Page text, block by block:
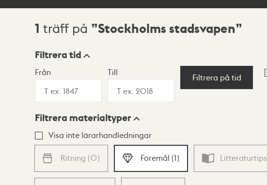
Sökresultat
1 träff på Stockholms stadsvapen
Visningsläge
Lista Karta
Filtrera tid
Från Till
Filtrera på tid
Filtrera materialtyper
Visa inte lärarhandledningar
Ritning (0) Föremål (1) Litteraturtips